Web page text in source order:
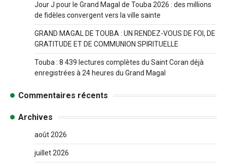
Jour J pour le Grand Magal de Touba 2026 : des millions
de fidèles convergent vers la ville sainte
GRAND MAGAL DE TOUBA : UN RENDEZ-VOUS DE FOI, DE
GRATITUDE ET DE COMMUNION SPIRITUELLE
Touba : 8 439 lectures complètes du Saint Coran déjà
enregistrées à 24 heures du Grand Magal
Commentaires récents
Archives
août 2026
juillet 2026